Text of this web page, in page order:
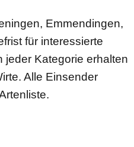
Emmendingen,
für interessierte
jeder Kategorie erhalten
Alle Einsender